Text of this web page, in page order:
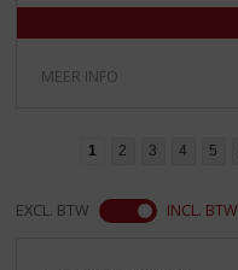
MEER INFO
1 2 3 4 5
EXCL. BTW INCL. BTW